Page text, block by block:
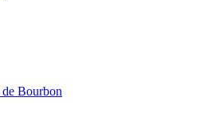
Bourbon